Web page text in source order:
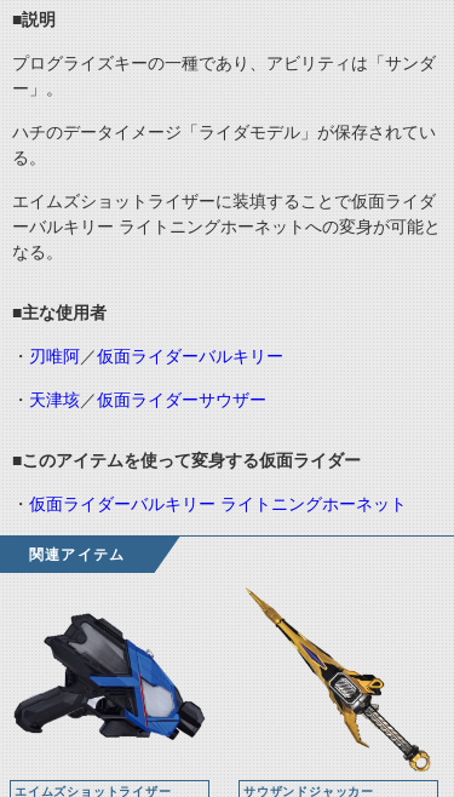
■説明
プログライズキーの一種であり、アビリティは「サンダ
ー」。
ハチのデータイメージ「ライダモデル」が保存されてい
る。
エイムズショットライザーに装填することで仮面ライダ
ーバルキリー ライトニングホーネットへの変身が可能と
なる。
■主な使用者
・ 刃唯阿／仮面ライダーバルキリー
・ 天津垓／仮面ライダーサウザー
■このアイテムを使って変身する仮面ライダー
・ 仮面ライダーバルキリー ライトニングホーネット
関連アイテム
エイムズショットライザー サウザンドジャッカー